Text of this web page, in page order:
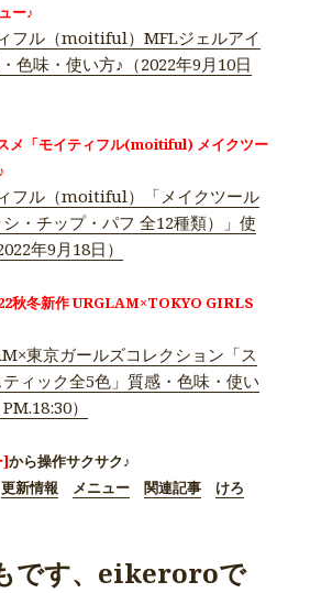
ー♪
フル（moitiful）MFLジェルアイ
色味・使い方♪（2022年9月10日
メ「モイティフル(moitiful) メイクツー
フル（moitiful）「メイクツール
シ・チップ・パフ 全12種類）」使
年9月18日）
秋冬新作 URGLAM×TOKYO GIRLS
東京ガールズコレクション「ス
ィック全5色」質感・色味・使い
）
]から操作サクサク♪
更新情報 メニュー 関連記事
けろ
です、eikeroroで